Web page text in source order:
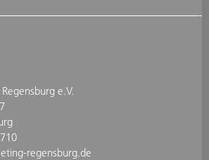
e.V.
regensburg.de